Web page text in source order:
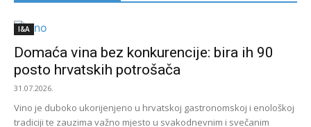
I&A
Domaća vina bez konkurencije: bira ih 90
posto hrvatskih potrošača
31.07.2026.
Vino je duboko ukorijenjeno u hrvatskoj gastronomskoj i enološkoj
tradiciji te zauzima važno mjesto u svakodnevnim i svečanim